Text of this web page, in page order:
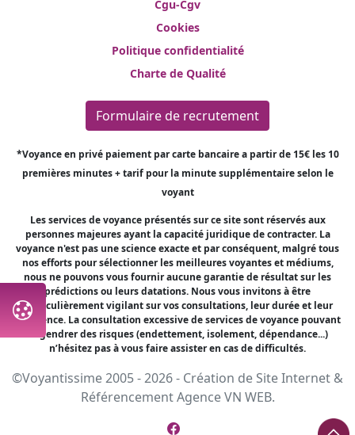
Cgu-Cgv
Cookies
Politique confidentialité
Charte de Qualité
Formulaire de recrutement
*Voyance en privé paiement par carte bancaire a partir de 15€ les 10
premières minutes + tarif pour la minute supplémentaire selon le
voyant
Les services de voyance présentés sur ce site sont réservés aux
personnes majeures ayant la capacité juridique de contracter. La
voyance n'est pas une science exacte et par conséquent, malgré tous
nos efforts pour sélectionner les meilleures voyantes et médiums,
nous ne pouvons vous fournir aucune garantie de résultat sur les
prédictions ou leurs datations. Nous vous invitons à être
particulièrement vigilant sur vos consultations, leur durée et leur
fréquence. La consultation excessive de services de voyance pouvant
engendrer des risques (endettement, isolement, dépendance...)
n’hésitez pas à vous faire assister en cas de difficultés.
©Voyantissime 2005 - 2026 - Création de Site Internet &
RéférencementAgence VN WEB.